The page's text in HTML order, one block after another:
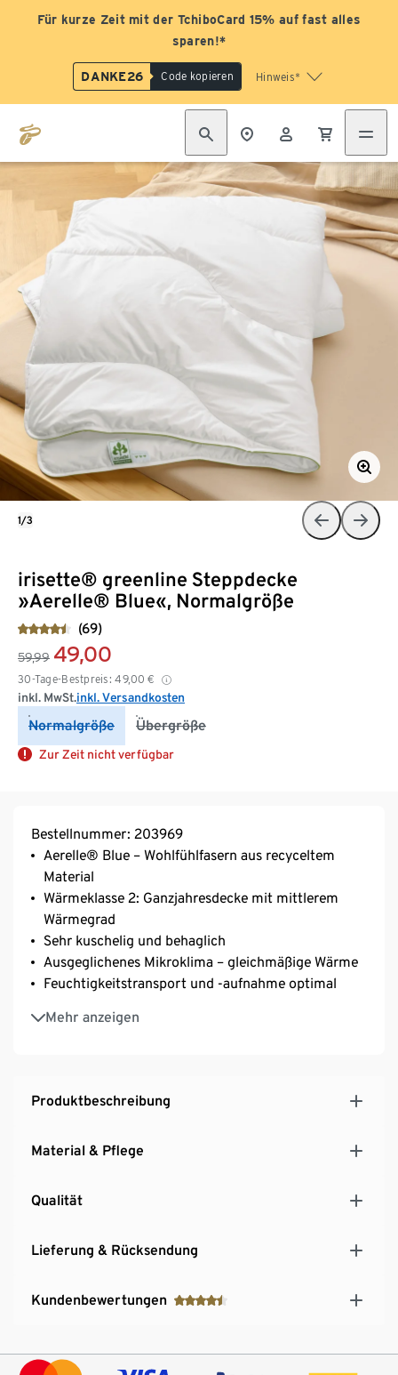
Für kurze Zeit mit der TchiboCard 15% auf fast alles
sparen!*
DANKE26 Code kopieren Hinweis*
irisette® greenline Steppdecke
»Aerelle® Blue«, Normalgröße
(69)
59,99 49,00
30-Tage-Bestpreis: 49,00 €
inkl. MwSt.inkl. Versandkosten
Normalgröße Übergröße
Zur Zeit nicht verfügbar
1/3
Bestellnummer: 203969
Aerelle® Blue – Wohlfühlfasern aus recyceltem
Material
Wärmeklasse 2: Ganzjahresdecke mit mittlerem
Wärmegrad
Sehr kuschelig und behaglich
Ausgeglichenes Mikroklima – gleichmäßige Wärme
Feuchtigkeitstransport und -aufnahme optimal
Mehr anzeigen
Pflegeleicht: maschinenwaschbar und
trocknergeeignet
Produktbeschreibung
Material & Pflege
Qualität
Lieferung & Rücksendung
Kundenbewertungen